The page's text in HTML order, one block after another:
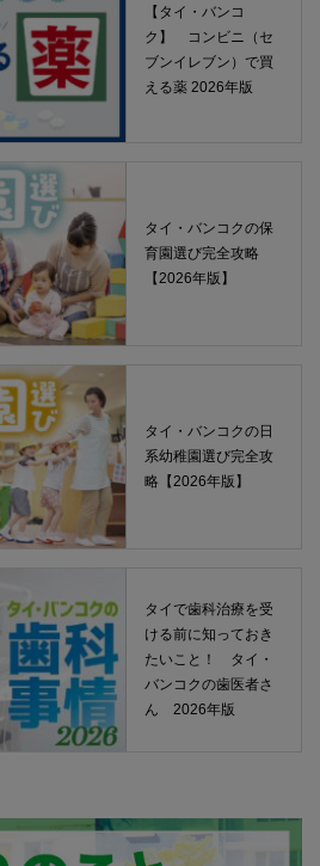
【タイ・バンコ
ク】 コンビニ（セ
ブンイレブン）で買
える薬 2026年版
タイ・バンコクの保
育園選び完全攻略
【2026年版】
タイ・バンコクの日
系幼稚園選び完全攻
略【2026年版】
タイで歯科治療を受
ける前に知っておき
たいこと！ タイ・
バンコクの歯医者さ
ん 2026年版